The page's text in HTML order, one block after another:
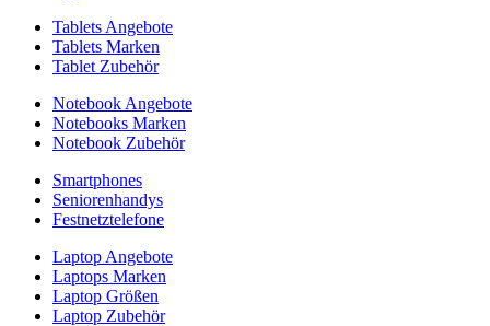
Tablets Angebote
Tablets Marken
Tablet Zubehör
Notebook Angebote
Notebooks Marken
Notebook Zubehör
Smartphones
Seniorenhandys
Festnetztelefone
Laptop Angebote
Laptops Marken
Laptop Größen
Laptop Zubehör